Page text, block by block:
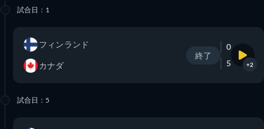
試合日：1
フィンランド
カナダ
終了
0
5
+2
試合日：5